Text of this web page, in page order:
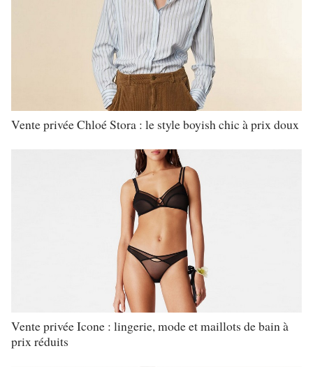
Vente privée Chloé Stora : le style boyish chic à prix doux
Vente privée Icone : lingerie, mode et maillots de bain à
prix réduits